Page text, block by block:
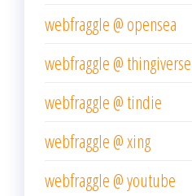
webfraggle @ opensea
webfraggle @ thingiverse
webfraggle @ tindie
webfraggle @ xing
webfraggle @ youtube